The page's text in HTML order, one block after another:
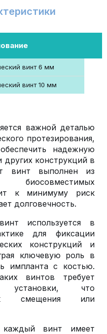
винт 6 мм
винт 10 мм
важной деталью
протезирования,
надежную
конструкций в
винт выполнен из
биосовместимых
к минимуму риск
долговечность.
используется в
для фиксации
конструкций и
ключевую роль в
импланта с костью.
винтов требует
установки, что
смещения или
винт имеет